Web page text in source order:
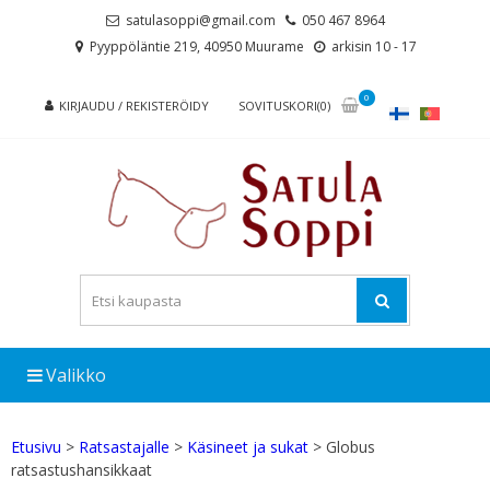
satulasoppi@gmail.com
050 467 8964
Pyyppöläntie 219, 40950 Muurame
arkisin 10 - 17
KIRJAUDU / REKISTERÖIDY SOVITUSKORI(0)
0
Valikko
Etusivu > Ratsastajalle > Käsineet ja sukat > Globus
ratsastushansikkaat